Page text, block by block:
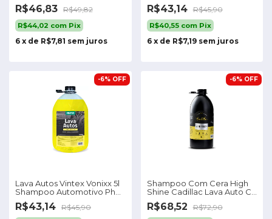
Vonixx
R$46,83 R$49,82
R$44,02 com Pix
6 x de R$7,81 sem juros
R$43,14 R$45,90
R$40,55 com Pix
6 x de R$7,19 sem juros
Lava Autos Vintex Vonixx 5l
Shampoo Automotivo Ph
Neutro
-6% OFF
R$43,14 R$45,90
Shampoo Com Cera High
Shine Cadillac Lava Auto C/
Cera 3l
-6% OFF
R$68,52 R$72,90